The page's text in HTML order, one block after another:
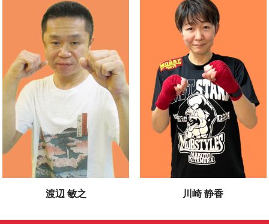
渡辺 敏之 川崎 静香